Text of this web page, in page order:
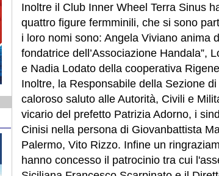
Inoltre il Club Inner Wheel Terra Sinus
quattro figure fermminili, che si sono
i loro nomi sono: Angela Viviano anima
fondatrice dell’Associazione Handala”,
e Nadia Lodato della cooperativa
Inoltre, la Responsabile della Sezione
caloroso saluto alle Autorità, Civili e
vicario del prefetto Patrizia Adorno, i
Cinisi nella persona di Giovanbattista
Palermo, Vito Rizzo. Infine un
hanno concesso il patrocinio tra cui